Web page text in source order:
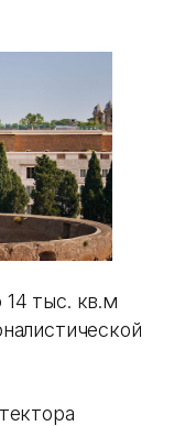
тыс. кв.м